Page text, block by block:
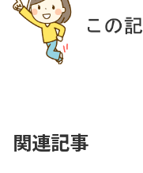
関連記事